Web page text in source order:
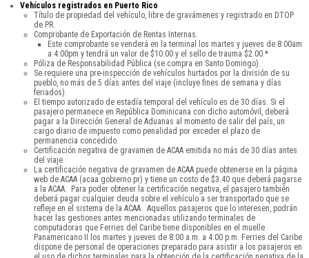
Vehículos registrados en Puerto Rico
Título de propiedad del vehículo, libre de gravámenes y registrado en DTOP
de PR.
Comprobante de Exportación de Rentas Internas.
Este comprobante se venderá en la terminal los martes y jueves de 8:00am
a 4:00pm y tendrá un valor de $10.00 y el sello de trauma $2.00.*
Póliza de Responsabilidad Pública (se compra en Santo Domingo).
Se requiere una pre-inspección de vehículos hurtados por la división de su
pueblo, no más de 5 días antes del viaje (incluye fines de semana y días
feriados).
El tiempo autorizado de estadía temporal del vehículo es de 30 días. Si el
pasajero permanece en República Dominicana con dicho automóvil, deberá
pagar a la Dirección General de Aduanas al momento de salir del país, un
cargo diario de impuesto como penalidad por exceder el plazo de
permanencia concedido.
Certificación negativa de gravamen de ACAA emitida no más de 30 días antes
del viaje.
La certificación negativa de gravamen de ACAA puede obtenerse en la página
web de ACAA (acaa.gobierno.pr) y tiene un costo de $3.40 que deberá pagarse
a la ACAA. Para poder obtener la certificación negativa, el pasajero también
deberá pagar cualquier deuda sobre el vehículo a ser transportado que se
refleje en el sistema de la ACAA. Aquellos pasajeros que lo interesen, podrán
hacer las gestiones antes mencionadas utilizando terminales de
computadoras que Ferries del Caribe tiene disponibles en el muelle
Panamericano II los martes y jueves de 8:00 a.m. a 4:00 p.m. Ferries del Caribe
dispone de personal de operaciones preparado para asistir a los pasajeros en